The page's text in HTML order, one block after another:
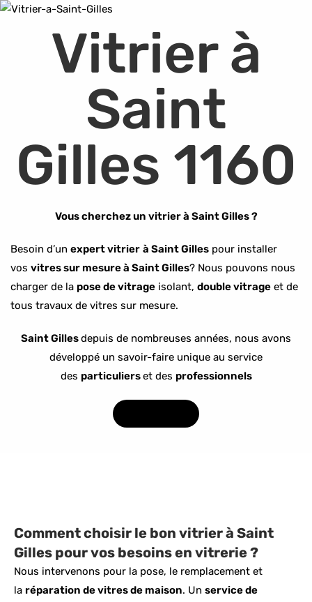
Vitrier à
Saint
Gilles 1160
Vous cherchez un vitrier à Saint Gilles?
Besoin d’un expert vitrier à Saint Gilles pour installer
vos vitres sur mesure à Saint Gilles? Nous pouvons nous
charger de la pose de vitrage isolant, double vitrage et de
tous travaux de vitres sur mesure.
Saint Gillesdepuis de nombreuses années, nous avons
développé un savoir-faire unique au service
des particulierset des professionnels
Comment choisir le bon vitrier à Saint
Gilles pour vos besoins en vitrerie ?
Nous intervenons pour la pose, le remplacement et
la réparation de vitres de maison. Un service de